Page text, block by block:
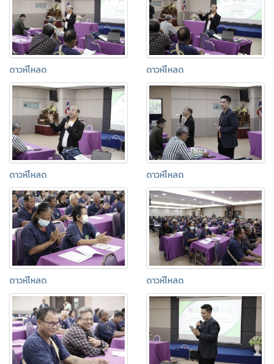
ดาวห์โหลด ดาวห์โหลด
ดาวห์โหลด ดาวห์โหลด
ดาวห์โหลด ดาวห์โหลด